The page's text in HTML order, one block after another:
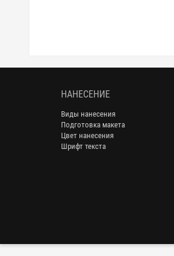
НАНЕСЕНИЕ
Виды нанесения
Подготовка макета
Цвет нанесения
Шрифт текста